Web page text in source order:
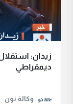
زيدان:
ديمقراطي
وكالة نون